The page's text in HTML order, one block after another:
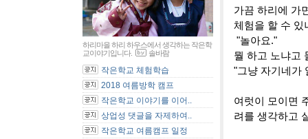
가끔 하리에 가
체험을 할 수 있
"놀아요."
뭘 하고 노냐고
"그냥 자기네가
여럿이 모이면
려를 생각하고
하리마을 하리 하우스에서 생각하는 작은학
교이야기입니다.
솔바람
작은학교 체험학습
2018 여름방학 캠프
작은학교 이야기를 이어..
상업성 댓글을 자제하여..
작은학교 여름캠프 일정